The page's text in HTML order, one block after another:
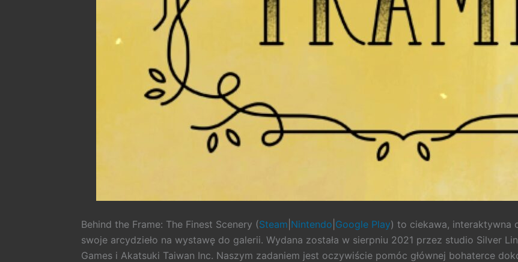
Behind the Frame: The Finest Scenery (Steam Nintendo Google Play) to ciekawa, interaktywna
swoje arcydzieło na wystawę do galerii. Wydana została w sierpniu 2021 przez studio Silver
Games i Akatsuki Taiwan Inc. Naszym zadaniem jest oczywiście pomóc głównej bohaterce